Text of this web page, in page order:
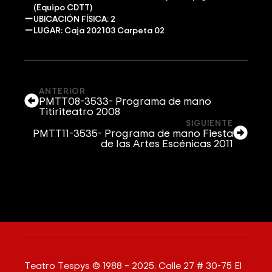
(Equipo CDTT)
UBICACIÓN FÍSICA: 2
LUGAR: Caja 202103 Carpeta 02
ANTERIOR
PMTT08-3533- Programa de mano
Titiriteatro 2008
SIGUIENTE
PMTT11-3535- Programa de mano Fiesta
de las Artes Escénicas 2011
Teatro Tespys © 1988 – 2025. Calle 27 # 30-75 El